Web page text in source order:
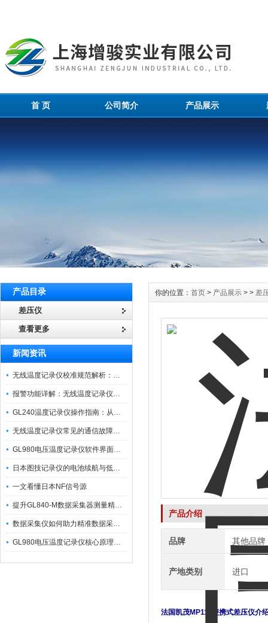
首 页 公司简介 产品展示
产品目录
差压仪
查看更多
新闻资讯
无线温度记录仪校准规范解析：从多点比对到不确定度评定的实操流程
报警功能详解：无线温度记录仪的阈值设定与通知机制
GL240温度记录仪操作指南：从开箱、接线到数据导出的标准化流程
无线温度记录仪常见的通信故障诊断与排除指南
GL980电压温度记录仪软件界面功能与使用技巧
日本图技记录仪的电池续航与低功耗模式适用场景分析
一文看懂日本NF信号源
提升GL840-M数据采集器测量精度的操作秘籍
数据采集仪如何助力精准数据采集与分析？​
GL980电压温度记录仪核心原理及行业应用
你的位置： 首页 > 产品展示 > > 差
产品介绍
品牌 其他品牌
产地类别 进口
法国凯茂MP111便携式差压仪介